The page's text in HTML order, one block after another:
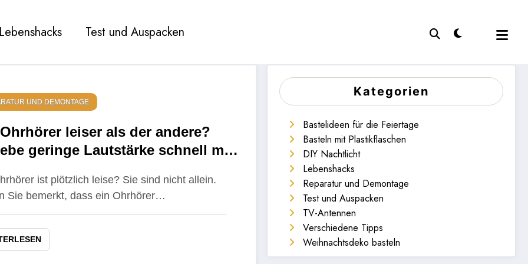
Lebenshacks Test und Auspacken
UND DEMONTAGE
leiser als der andere?
geringe Lautstärke schnell mit
ist plötzlich leise? Sie sind nicht allein.
Sie bemerkt, dass ein Ohrhörer…
Kategorien
Bastelideen für die Feiertage
Basteln mit Plastikflaschen
DIY Nachtlicht
Lebenshacks
Reparatur und Demontage
Test und Auspacken
TV-Antennen
Verschiedene Tipps
Weihnachtsdeko basteln